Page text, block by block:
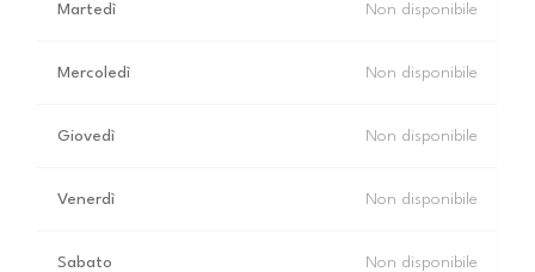
Martedì Non disponibile
Mercoledì Non disponibile
Giovedì Non disponibile
Venerdì Non disponibile
Sabato Non disponibile